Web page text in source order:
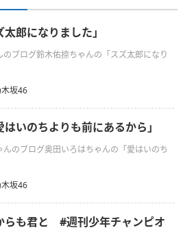
郎になりました」
ブログ鈴木佑捺ちゃんの「スズ太郎になり
坂46
いのちよりも前にあるから」
のブログ奥田いろはちゃんの「愛はいのち
坂46
らも君と #週刊少年チャンピオ